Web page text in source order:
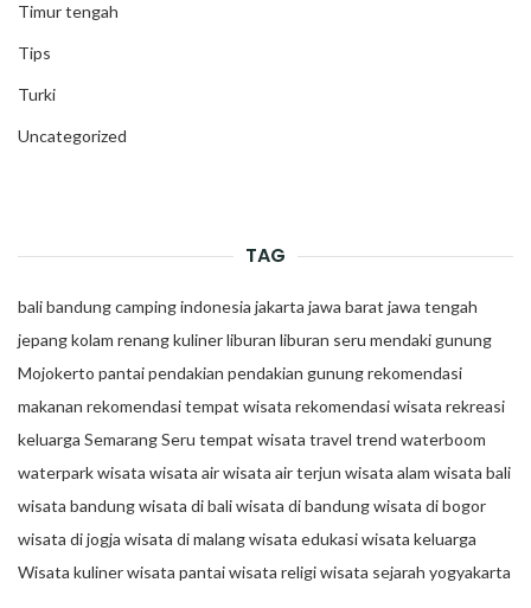
Timur tengah
Tips
Turki
Uncategorized
TAG
balibandungcampingindonesia jakarta jawa barat jawa tengah
jepangkolam renangkulinerliburan liburan seru mendaki gunung
Mojokerto pantaipendakian pendakian gunungrekomendasi
makanan rekomendasi tempat wisata rekomendasi wisata rekreasi
keluarga SemarangSeru tempat wisata travel trend waterboom
waterparkwisata wisata airwisata air terjun wisata alam wisata bali
wisata bandungwisata di baliwisata di bandungwisata di bogor
wisata di jogja wisata di malangwisata edukasiwisata keluarga
Wisata kulinerwisata pantaiwisata religiwisata sejarah yogyakarta